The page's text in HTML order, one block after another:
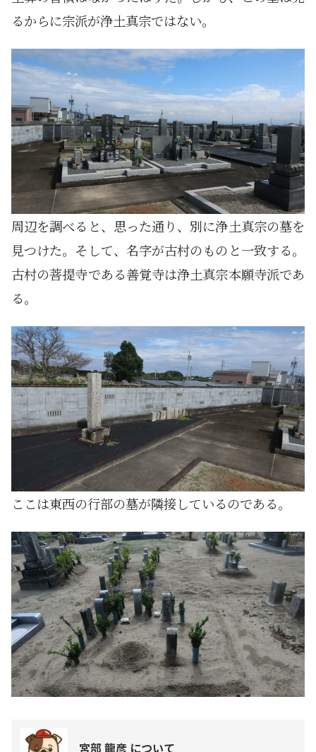
るからに宗派が浄土真宗ではない。
周辺を調べると、思った通り、別に浄土真宗の墓を
見つけた。そして、名字が古村のものと一致する。
古村の菩提寺である善覚寺は浄土真宗本願寺派であ
る。
ここは東西の行部の墓が隣接しているのである。
宮部 龍彦 について